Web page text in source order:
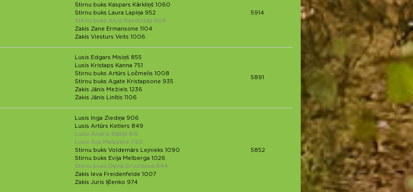
Stirnu buks Kaspars Kārkliņš 1060
Stirnu buks Laura Lapiņa 952
Stirnu buks Aivis Reinholds 906
Zakis Zane Ermansone 1104
Zakis Viesturs Veits 1006
5914
Lusis Edgars Misiņš 855
Lusis Kristaps Kanna 751
Stirnu buks Artūrs Ločmelis 1008
Stirnu buks Agate Kristapsone 935
Zakis Jānis Mežiels 1236
Zakis Jānis Linītis 1106
5891
Lusis Inga Ziediņa 906
Lusis Artūrs Ketlers 849
Lusis Andris Bāliņš 815
Lusis Aija Melezere 790
Stirnu buks Voldemārs Lejnieks 1090
Stirnu buks Evija Melberga 1026
Stirnu buks Daina Drozdova 844
Zakis Ieva Freidenfelde 1007
Zakis Juris Iļčenko 974
5852